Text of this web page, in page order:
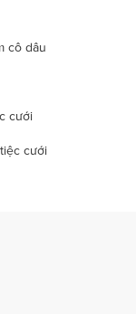
cô dâu
cưới
cưới